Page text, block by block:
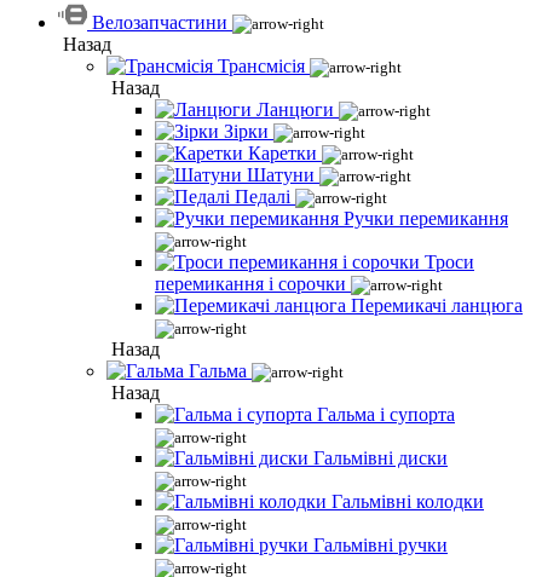
Велозапчастини
Назад
Трансмісія
Назад
Ланцюги
Зірки
Каретки
Шатуни
Педалі
Ручки перемикання
Троси
перемикання і сорочки
Перемикачі ланцюга
Назад
Гальма
Назад
Гальма і супорта
Гальмівні диски
Гальмівні колодки
Гальмівні ручки